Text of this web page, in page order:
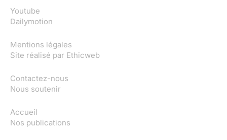
Youtube
Dailymotion
Mentions légales
Site réalisé par Ethicweb
Contactez-nous
Nous soutenir
Accueil
Nos publications